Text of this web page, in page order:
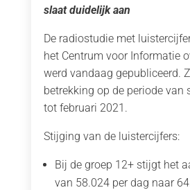
slaat duidelijk aan
De radiostudie met
het Centrum voor Informatie
werd vandaag gepubliceerd.
betrekking op de periode van
tot februari 2021.
Stijging van de luistercijfers:
Bij de groep 12+ stijgt het
van 58.024 per dag naar